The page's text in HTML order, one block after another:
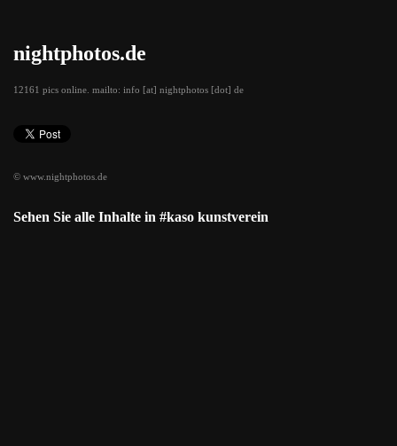
nightphotos.de
12161 pics online. mailto: info [at] nightphotos [dot] de
© www.nightphotos.de
Sehen Sie alle Inhalte in #kaso kunstverein